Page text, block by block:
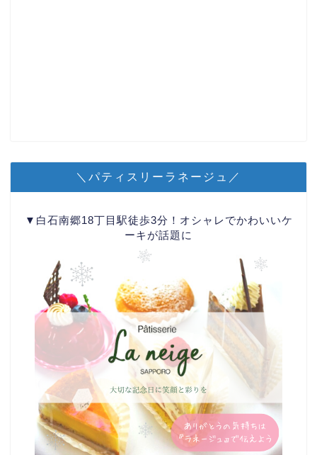
＼パティスリーラネージュ／
▼白石南郷18丁目駅徒歩3分！オシャレでかわいいケ
ーキが話題に